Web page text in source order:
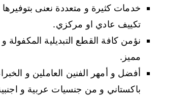
خدمات كثيرة و متعددة نعنى
تكييف عادي او مركزي.
نؤمن كافة القطع التبديلية
مميز.
أفضل و أمهر الفنين العاملين و
باكستاني و من جنسيات عربية و